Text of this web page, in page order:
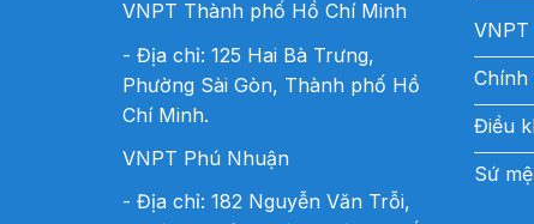
VNPT Thành phố Hồ Chí Minh
- Địa chỉ: 125 Hai Bà Trưng,
Phường Sài Gòn, Thành phố Hồ
Chí Minh.
VNPT Phú Nhuận
- Địa chỉ: 182 Nguyễn Văn Trỗi,
Chính
Điều
Sứ